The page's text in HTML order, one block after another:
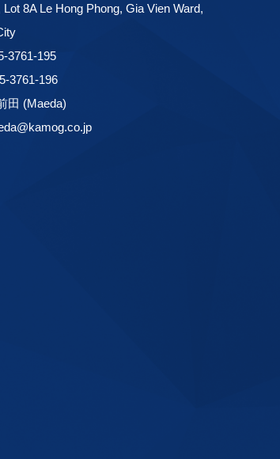
8A Le Hong Phong, Gia Vien Ward,
3761-195
3761-196
田 (Maeda)